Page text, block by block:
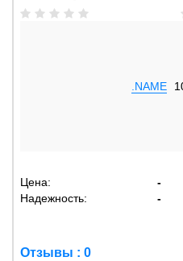
.NAME
Цена: -
Надежность:
-
Отзывы : 0